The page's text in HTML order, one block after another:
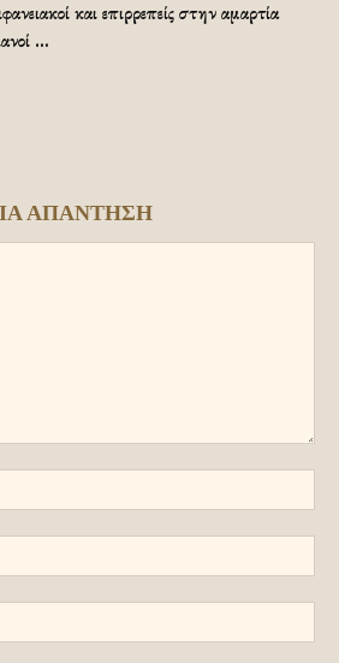
και επιρρεπείς στην αμαρτία
…
ΑΠΑΝΤΗΣΗ